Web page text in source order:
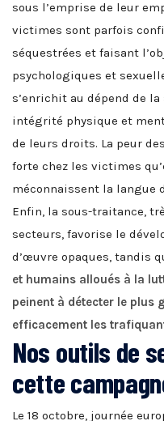
sous l’emprise de leur
victimes sont parfois
séquestrées et faisant
psychologiques et
s’enrichit au dépend de
intégrité physique et
de leurs droits. La peur
forte chez les victimes
méconnaissent la langue
Enfin, la sous-traitance,
secteurs, favorise le
d’œuvre opaques, tandis
et humains alloués à la
peinent à détecter le plus
efficacement les
Nos outils de
cette
Le 18 octobre, journée